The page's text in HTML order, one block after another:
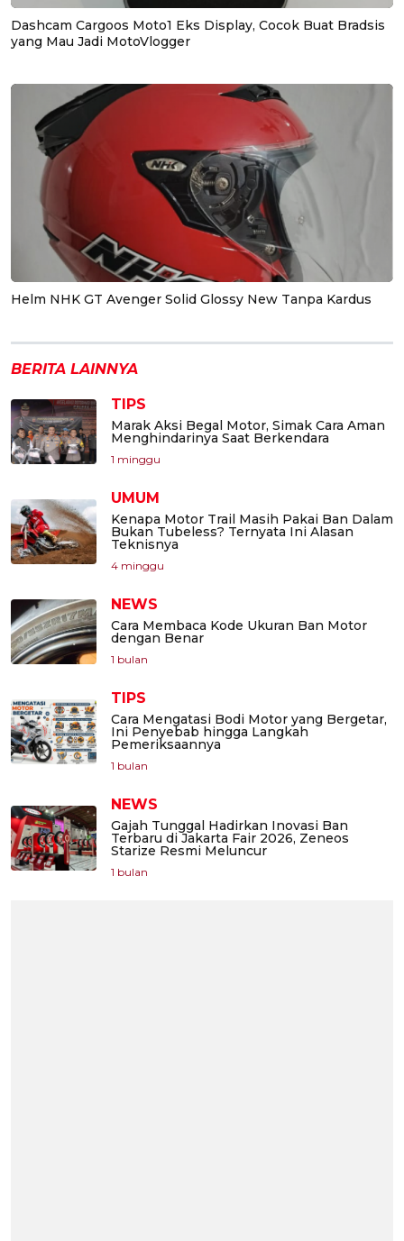
Dashcam Cargoos Moto1 Eks Display, Cocok Buat Bradsis
yang Mau Jadi MotoVlogger
Helm NHK GT Avenger Solid Glossy New Tanpa Kardus
BERITA LAINNYA
TIPS
Marak Aksi Begal Motor, Simak Cara Aman
Menghindarinya Saat Berkendara
1 minggu
UMUM
Kenapa Motor Trail Masih Pakai Ban Dalam
Bukan Tubeless? Ternyata Ini Alasan
Teknisnya
4 minggu
NEWS
Cara Membaca Kode Ukuran Ban Motor
dengan Benar
1 bulan
TIPS
Cara Mengatasi Bodi Motor yang Bergetar,
Ini Penyebab hingga Langkah
Pemeriksaannya
1 bulan
NEWS
Gajah Tunggal Hadirkan Inovasi Ban
Terbaru di Jakarta Fair 2026, Zeneos
Starize Resmi Meluncur
1 bulan